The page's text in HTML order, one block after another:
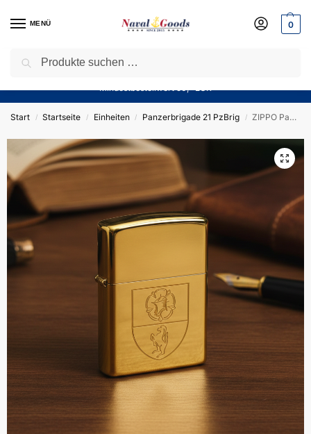
MENÜ 0
Sparen Sie jetzt bares Geld! — Mit unserem Gutschein
Mindestbestellwert 50,- EUR
Start / Startseite / Einheiten / Panzerbrigade 21 PzBrig / ZIPPO Panzerbrigade 21 PzBrig 21 Bestpreis des Kommandeurs – Sturmfeuerzeug m. Diamantgravur – German Army